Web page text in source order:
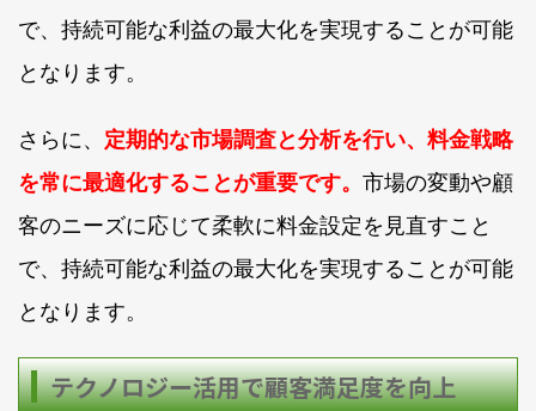
で、持続可能な利益の最大化を実現することが可能
となります。
さらに、 定期的な市場調査と分析を行い、料金戦略
を常に最適化することが重要です。 市場の変動や顧
客のニーズに応じて柔軟に料金設定を見直すこと
で、持続可能な利益の最大化を実現することが可能
となります。
テクノロジー活用で顧客満足度を向上